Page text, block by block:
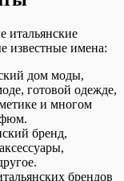
итальянские
известные имена:
дом моды,
готовой одежде,
и многом
бренд,
брендов